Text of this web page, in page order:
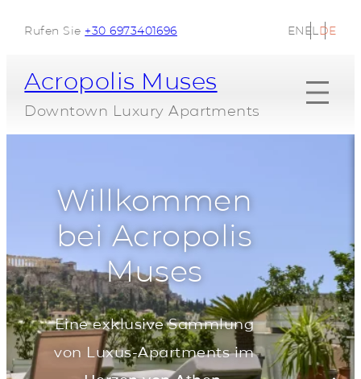
Rufen Sie +30 6973401696 ENELDE
Acropolis Muses
Downtown Luxury Apartments
Willkommen
bei Acropolis
Muses
Eine exklusive Sammlung
von Luxus-Apartments im